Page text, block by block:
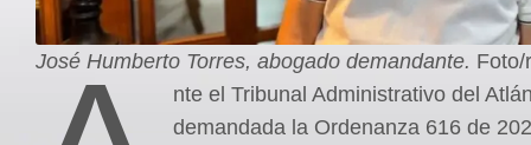
José Humberto Torres, abogado demandante. Foto/
nte el Tribunal Administrativo del
demandada la Ordenanza 616 de